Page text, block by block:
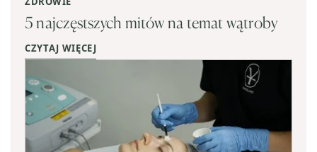
5 najczęstszych mitów na temat wątroby
CZYTAJ WIĘCEJ